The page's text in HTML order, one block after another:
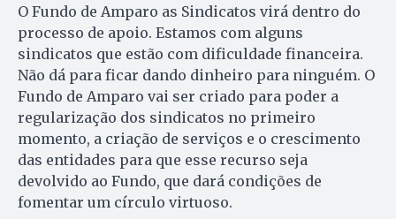
O Fundo de Amparo as Sin­dicatos virá dentro do
processo de apoio. Estamos com alguns
sindicatos que estão com dificuldade financeira.
Não dá para ficar dando dinheiro para ninguém. O
Fundo de Amparo vai ser criado para poder a
regularização dos sindicatos no primeiro
momento, a criação de serviços e o crescimento
das entidades para que esse recurso seja
devolvido ao Fundo, que dará condições de
fomentar um círculo virtuoso.